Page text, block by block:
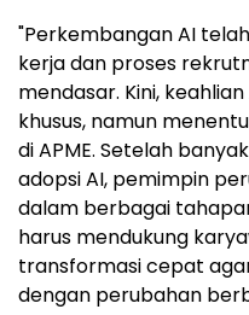
"Perkembangan AI
kerja dan proses
mendasar. Kini,
khusus, namun
di APME. Setelah
adopsi AI, pemimpin
dalam berbagai
harus mendukung
transformasi cepat
dengan perubahan